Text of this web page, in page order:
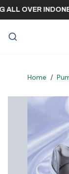
ALL OVER
Home /